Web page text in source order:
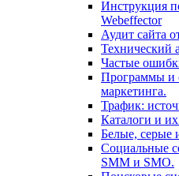
Инструкция
Webeffector
Аудит сайта
Технический
Частые
Программы и
маркетинга.
Трафик:
Каталоги и
Белые, серые
Социальные
SMM и SMO.